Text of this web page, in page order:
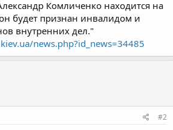
Комличенко находится на
будет признан инвалидом и
внутренних дел."
news.php?id_news=34485
#2